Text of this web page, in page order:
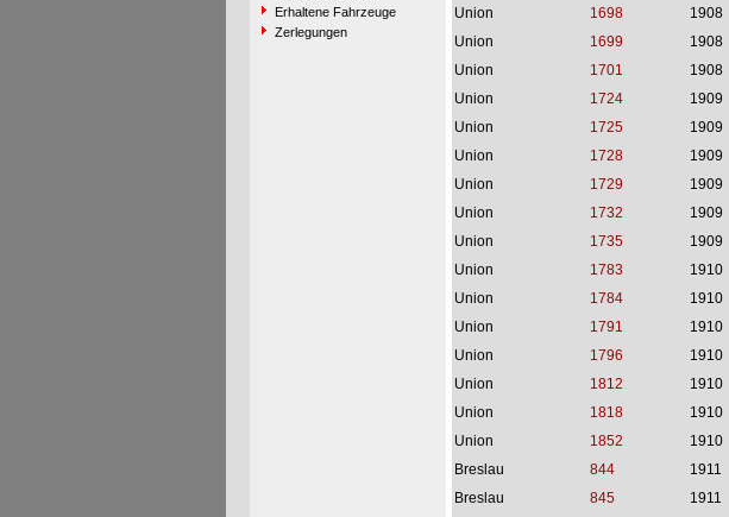
Erhaltene Fahrzeuge
Zerlegungen
Union
1698 1908
Union
1699 1908
Union
1701 1908
Union
1724 1909
Union
1725 1909
Union
1728 1909
Union
1729 1909
Union
1732 1909
Union
1735 1909
Union
1783 1910
Union
1784 1910
Union
1791 1910
Union
1796 1910
Union
1812 1910
Union
1818 1910
Union
1852 1910
Breslau
844 1911
Breslau
845 1911